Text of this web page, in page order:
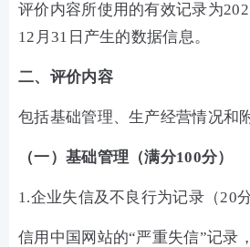
评价内容所使用的有效记录为
12月31日产生的数据信息。
二、评价内容
包括基础管理、生产经营情况和
（一）基础管理（满分100分）
1.企业失信及不良行为记录（20分
信用中国网站的“严重失信”记录